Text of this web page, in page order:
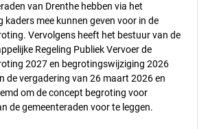
van Drenthe hebben via het
kaders mee kunnen geven voor in de
Vervolgens heeft het bestuur van de
Regeling Publiek Vervoer de
2027 en begrotingswijziging 2026
de vergadering van 26 maart 2026 en
om de concept begroting voor
de gemeenteraden voor te leggen.